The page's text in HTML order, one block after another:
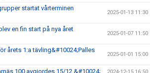
startat vårterminen
2025-01-13 11:30
en fin start på nya året
2025-01-07 11:50
årets 1:a tävling&#10024;Palles
2025-01-01 15:00
100 avgjordes 15/12 &#10024;